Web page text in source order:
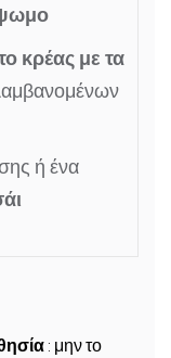
κρέας με τα
ή ένα
: μην το